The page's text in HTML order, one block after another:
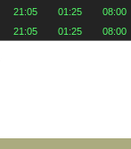
21:05 01:25 08:00
21:05 01:25 08:00